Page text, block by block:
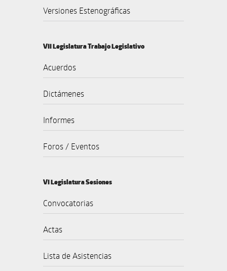
Versiones Estenográficas
VII Legislatura Trabajo Legislativo
Acuerdos
Dictámenes
Informes
Foros / Eventos
VI Legislatura Sesiones
Convocatorias
Actas
Lista de Asistencias